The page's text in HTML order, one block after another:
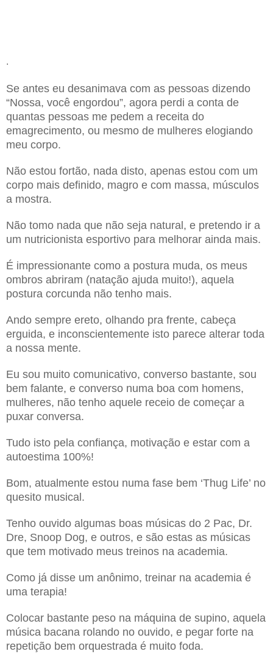
.
Se antes eu desanimava com as pessoas dizendo
“Nossa, você engordou”, agora perdi a conta de
quantas pessoas me pedem a receita do
emagrecimento, ou mesmo de mulheres elogiando
meu corpo.
Não estou fortão, nada disto, apenas estou com um
corpo mais definido, magro e com massa, músculos
a mostra.
Não tomo nada que não seja natural, e pretendo ir a
um nutricionista esportivo para melhorar ainda mais.
É impressionante como a postura muda, os meus
ombros abriram (natação ajuda muito!), aquela
postura corcunda não tenho mais.
Ando sempre ereto, olhando pra frente, cabeça
erguida, e inconscientemente isto parece alterar toda
a nossa mente.
Eu sou muito comunicativo, converso bastante, sou
bem falante, e converso numa boa com homens,
mulheres, não tenho aquele receio de começar a
puxar conversa.
Tudo isto pela confiança, motivação e estar com a
autoestima 100%!
Bom, atualmente estou numa fase bem ‘Thug Life’ no
quesito musical.
Tenho ouvido algumas boas músicas do 2 Pac, Dr.
Dre, Snoop Dog, e outros, e são estas as músicas
que tem motivado meus treinos na academia.
Como já disse um anônimo, treinar na academia é
uma terapia!
Colocar bastante peso na máquina de supino, aquela
música bacana rolando no ouvido, e pegar forte na
repetição bem orquestrada é muito foda.